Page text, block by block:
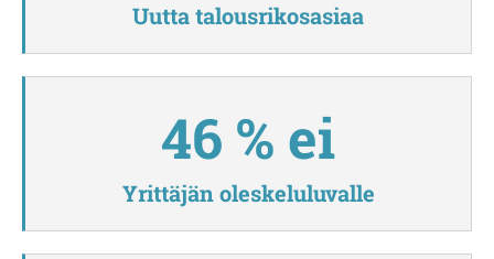
Uutta talousrikosasiaa
46 % ei
Yrittäjän oleskeluluvalle